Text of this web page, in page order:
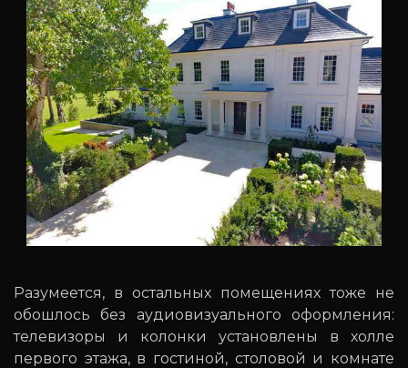
Разумеется, в остальных помещениях тоже не
обошлось без аудиовизуального оформления:
телевизоры и колонки установлены в холле
первого этажа, в гостиной, столовой и комнате